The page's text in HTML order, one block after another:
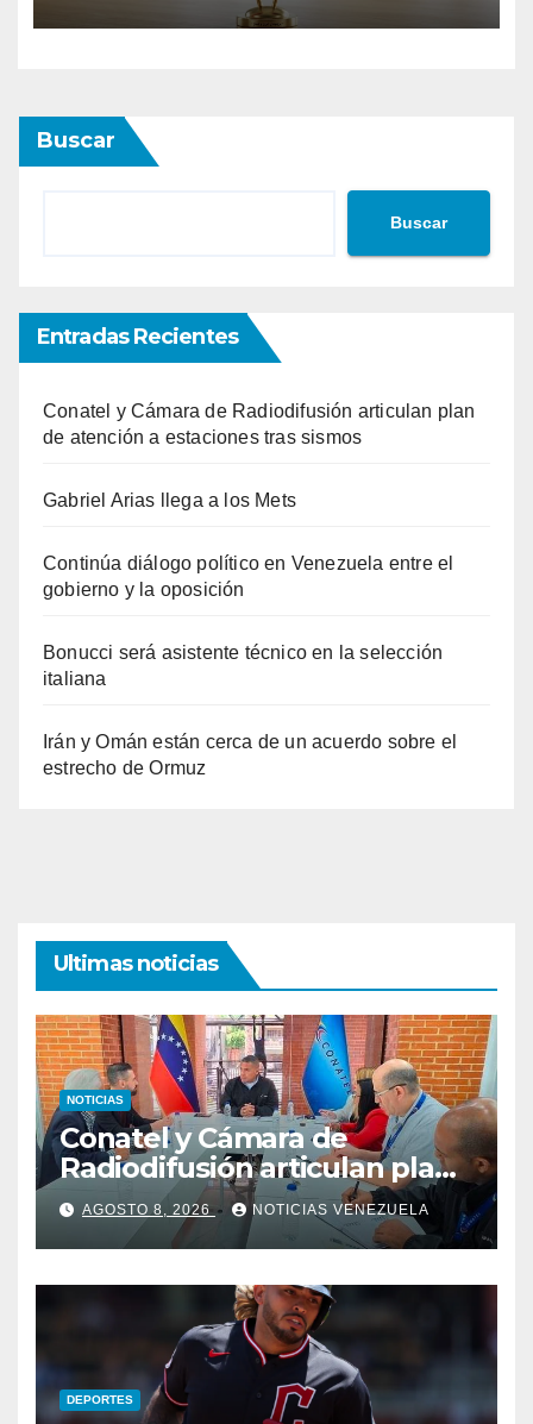
Buscar
Buscar
Entradas Recientes
Conatel y Cámara de Radiodifusión articulan plan
de atención a estaciones tras sismos
Gabriel Arias llega a los Mets
Continúa diálogo político en Venezuela entre el
gobierno y la oposición
Bonucci será asistente técnico en la selección
italiana
Irán y Omán están cerca de un acuerdo sobre el
estrecho de Ormuz
Ultimas noticias
NOTICIAS
Conatel y Cámara de
Radiodifusión articulan plan
de atención a estaciones tras
sismos
AGOSTO 8, 2026 NOTICIAS VENEZUELA
DEPORTES